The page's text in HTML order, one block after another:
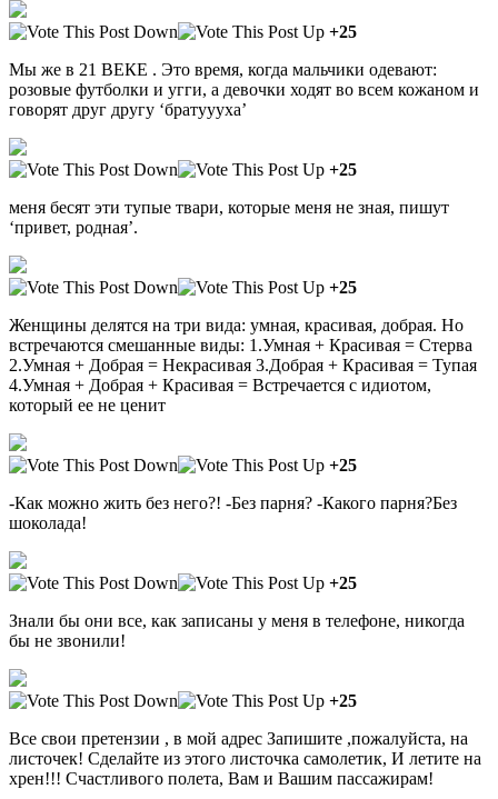
+25
Мы же в 21 ВЕКЕ . Это время, когда мальчики одевают:
розовые футболки и угги, а девочки ходят во всем кожаном и
говорят друг другу ‘братуууха’
+25
меня бесят эти тупые твари, которые меня не зная, пишут
‘привет, родная’.
+25
Женщины делятся на три вида: умная, красивая, добрая. Но
встречаются смешанные виды: 1.Умная + Красивая = Стерва
2.Умная + Добрая = Некрасивая 3.Добрая + Красивая = Тупая
4.Умная + Добрая + Красивая = Встречается с идиотом,
который ее не ценит
+25
-Как можно жить без него?! -Без парня? -Какого парня?Без
шоколада!
+25
Знали бы они все, как записаны у меня в телефоне, никогда
бы не звонили!
+25
Все свои претензии , в мой адрес Запишите ,пожалуйста, на
листочек! Сделайте из этого листочка самолетик, И летите на
хрен!!! Счастливого полета, Вам и Вашим пассажирам!